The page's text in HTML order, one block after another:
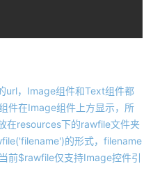
url，Image组件和Text组件都
件在Image组件上方显示，所
在resources下的rawfile文件夹
的形式，filename
前$rawfile仅支持Image控件引